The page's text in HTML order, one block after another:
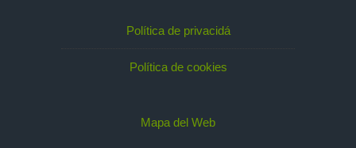
Política de privacidá
Política de cookies
Mapa del Web